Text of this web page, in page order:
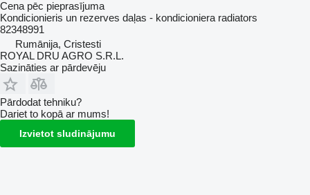
Cena pēc pieprasījuma
Kondicionieris un rezerves daļas - kondicioniera radiators
82348991
Rumānija, Cristesti
ROYAL DRU AGRO S.R.L.
Sazināties ar pārdevēju
Pārdodat tehniku?
Dariet to kopā ar mums!
Izvietot sludinājumu